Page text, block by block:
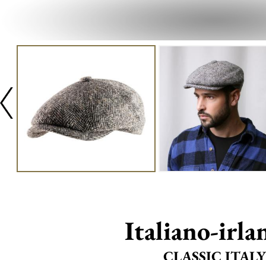
Italiano-
CLASSIC ITALY